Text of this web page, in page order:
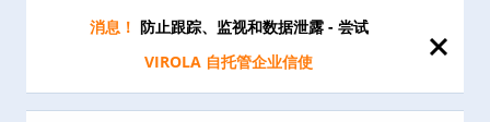
消息！ 防止跟踪、监视和数据泄露 - 尝试
VIROLA 自托管企业信使